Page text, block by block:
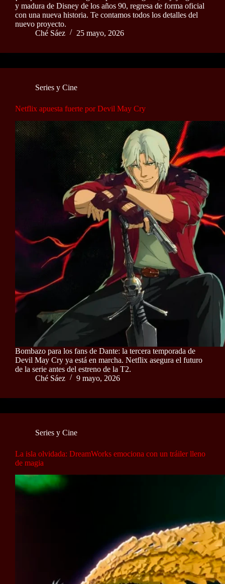
y madura de Disney de los años 90, regresa de forma oficial
con una nueva historia. Te contamos todos los detalles del
nuevo proyecto.
Ché Sáez
25 mayo, 2026
Series y Cine
Netflix apuesta fuerte por Devil May Cry
Bombazo para los fans de Dante: la tercera temporada de
Devil May Cry ya está en marcha. Netflix asegura el futuro
de la serie antes del estreno de la T2.
Ché Sáez
9 mayo, 2026
Series y Cine
La isla olvidada: DreamWorks emociona con un tráiler lleno
de magia